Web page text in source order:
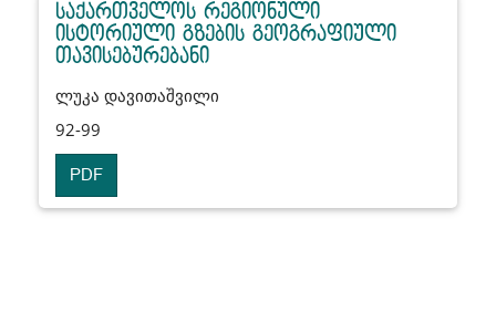
საქართველოს რეგიონული
ისტორიული გზების გეოგრაფიული
თავისებურებანი
ლუკა დავითაშვილი
92-99
PDF